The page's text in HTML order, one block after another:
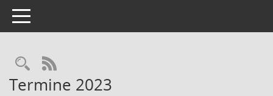
Toggle navigation
RSS-Feed
Termine 2023